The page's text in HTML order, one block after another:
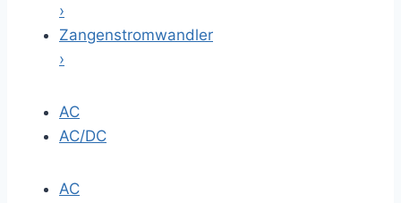
›
Zangenstromwandler
›
AC
AC/DC
AC